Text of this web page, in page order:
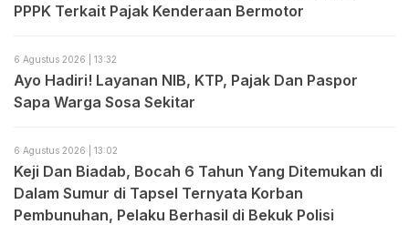
PPPK Terkait Pajak Kenderaan Bermotor
6 Agustus 2026 | 13:32
Ayo Hadiri! Layanan NIB, KTP, Pajak Dan Paspor
Sapa Warga Sosa Sekitar
6 Agustus 2026 | 13:02
Keji Dan Biadab, Bocah 6 Tahun Yang Ditemukan di
Dalam Sumur di Tapsel Ternyata Korban
Pembunuhan, Pelaku Berhasil di Bekuk Polisi